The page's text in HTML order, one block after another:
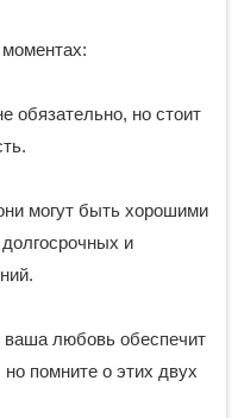
обязательно, но стоит
могут быть хорошими
и
ваша любовь обеспечит
помните о этих двух